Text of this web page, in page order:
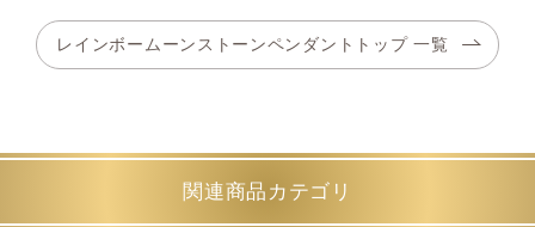
レインボームーンストーンペンダントトップ 一覧
関連商品カテゴリ